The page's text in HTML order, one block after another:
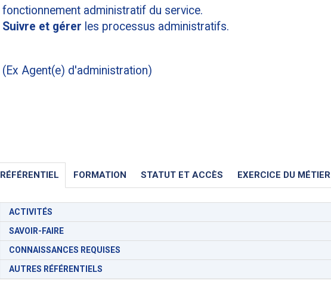
fonctionnement administratif du service.
Suivre et gérer les processus administratifs.
(Ex Agent(e) d'administration)
RÉFÉRENTIEL FORMATION STATUT ET ACCÈS EXERCICE DU MÉTIER
ACTIVITÉS
SAVOIR-FAIRE
CONNAISSANCES REQUISES
AUTRES RÉFÉRENTIELS